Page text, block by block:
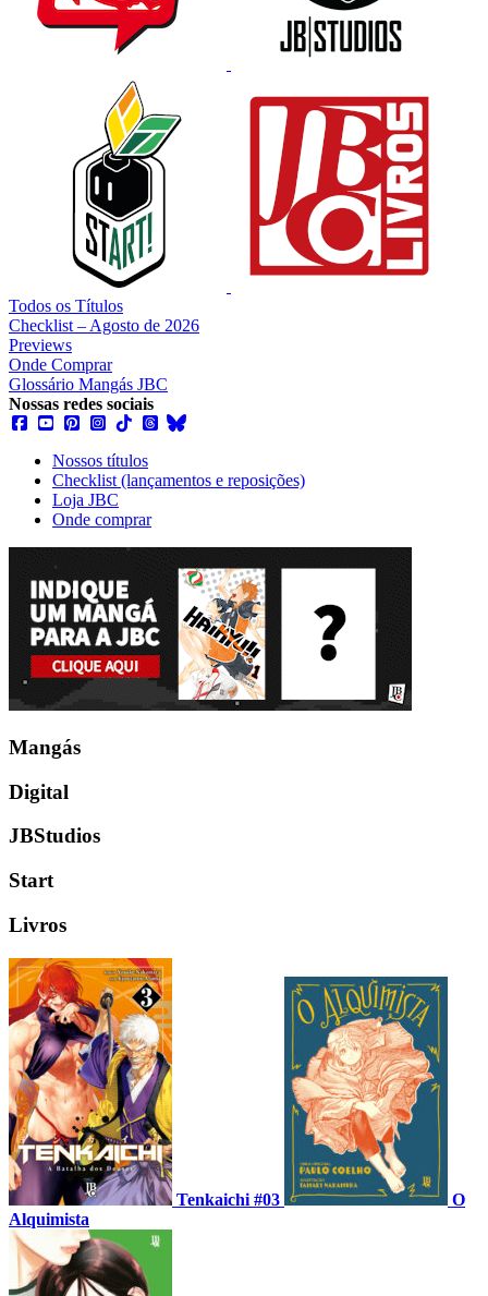
Todos os Títulos
Checklist – Agosto de 2026
Previews
Onde Comprar
Glossário Mangás JBC
Nossas redes sociais
Nossos títulos
Checklist (lançamentos e reposições)
Loja JBC
Onde comprar
Mangás
Digital
JBStudios
Start
Livros
Tenkaichi #03
O
Alquimista